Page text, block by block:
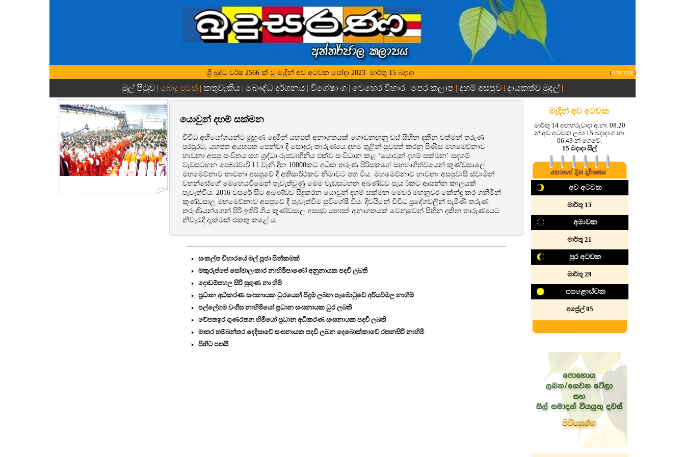
ශ්‍රී බුද්ධ වර්ෂ 2566 ක් වූ මැදින් අව අටවක පෝදා 2023 ‍ මාර්තු 15 බදාදා [UNICODE]
මුල් පිටුව | බොදු පුවත් | කතුවැකිය | බෞද්ධ දර්ශනය | විශේෂාංග | වෙහෙර විහාර | පෙර කලාප | දහම් අසපුව | දායකත්ව මුදල් |
යොවුන් දහම් සක්මන
විවිධ අභියෝගයන්ට මුහුණ දෙමින් යහපත් අනාගතයක් ගොඩනඟනු වස් සිහින දකින වත්මන් තරුණ
පරපුරට, යහපත අයහපත පෙන්වා දී සොඳුරු තාරුණ්‍යය දහම තුළින් සුවපත් කරනු පිණිස මහමෙව්නාව
භාවනා අසපු සංචිතය සහ ශ්‍රද්ධා රූපවාහිනිය එක්ව සංවිධාන කළ ‘යොවුන් දහම් සක්මන’ සදහම්
වැඩසටහන පෙබරවාරි 11 වැනි දින 10000කට අධික තරුණ පිරිසකගේ සහභාගිත්වයෙන් කුණ්ඩසාලේ
මහමෙව්නාව භාවනා අසපුවේ දී අතිසාර්ථකව නිමාවට පත් විය. මහමෙව්නාව භාවනා අසපුවාසී ස්වාමින්
වහන්සේගේ මෙහෙයවීමෙන් පැවැත්වුණු මෙම වැඩසටහන අඛණ්ඩව පැය 5කට ආසන්න කාලයක්
පැවැත්විය. 2016 වසරේ සිට අඛණ්ඩව සිදුකරන යොවුන් දහම් සක්මන මෙවර මහනුවර කේන්ද්‍ර කර ගනිමින්
කුණ්ඩසාල මහමෙව්නාව අසපුවේ දී පැවැත්වීම සුවිශේෂි විය. දිවයිනේ විවිධ ප්‍රදේශවලින් පැමිණි තරුණ
තරුණියන්ගෙන් පිරී ඉතිරී ගිය කුණ්ඩසාල අසපුව යහපත් අනාගතයක් වෙනුවෙන් සිහින දකින තාරුණ්‍යයට
නිවැරැදි දැක්මක් එකතු කළේ ය.
සංකල්ප විහාරයේ මල් පූජා පින්කමක්
මකුරුප්පේ සෝමාලංකාර නාහිමිපාණෝ අනුනායක පදවි ලබති
දොඩම්පහල සිරි සුගුණ නා හිමි
ප්‍රධාන අධිකරණ සංඝනායක ධුරයෙන් පිදුම් ලබන පෑබොටුවේ අරියවිමල නාහිමි
පල්ලේගම වංගීස නාහිමියෝ ප්‍රධාන සංඝනායක ධුර ලබති
වේපතඉර ගුණරතන හිමියෝ ප්‍රධාන අධිකරණ සංඝනායක පදවි ලබති
මාතර හම්බන්තර දෙදිසාවේ සංඝනායක පදවි ලබන දෙබොක්කාවේ රතනසිරි නාහිමි
පිහිට පතයි
මැදින් අව අටවක
මාර්තු 14 අඟහරුවාදා අ.භා. 08.20
න් අව අටවක ලබා 15 බදාදා අ.භා.
06.43 න් ගෙවේ.
15 බදාදා සිල්
අව අටවක
මාර්තු 15
අමාවක
මාර්තු 21
පුර අටවක
මාර්තු 29
පසළොස්වක
අප්‍රේල් 05